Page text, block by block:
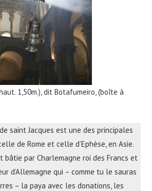
1,50m.), dit Botafumeiro, (boîte à
saint Jacques est une des principales
de Rome et celle d’Ephèse, en Asie.
bâtie par Charlemagne roi des Francs et
d’Allemagne qui – comme tu le sauras
– la paya avec les donations, les